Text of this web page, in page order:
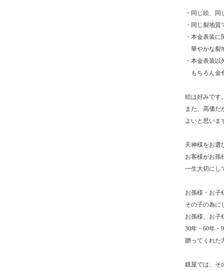
・同じ絵、
・同じ裂地
・本金表装
華やかな裂
・本金表装
もちろん金
絵は好みです
また、高価だ
よいと思いま
天神様をお選
お客様がお孫
一生大切にし
お孫様・お子
その子の為に
お孫様、お子
30年・60年・
贈ってくれた
鏡屋では、そ